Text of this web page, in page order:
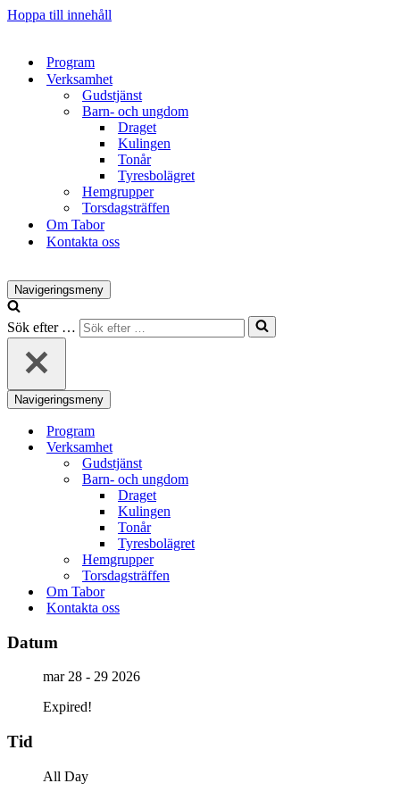
Hoppa till innehåll
Program
Verksamhet
Gudstjänst
Barn- och ungdom
Draget
Kulingen
Tonår
Tyresbolägret
Hemgrupper
Torsdagsträffen
Om Tabor
Kontakta oss
Navigeringsmeny
Sök efter …
Navigeringsmeny
Program
Verksamhet
Gudstjänst
Barn- och ungdom
Draget
Kulingen
Tonår
Tyresbolägret
Hemgrupper
Torsdagsträffen
Om Tabor
Kontakta oss
Datum
mar 28 - 29 2026
Expired!
Tid
All Day